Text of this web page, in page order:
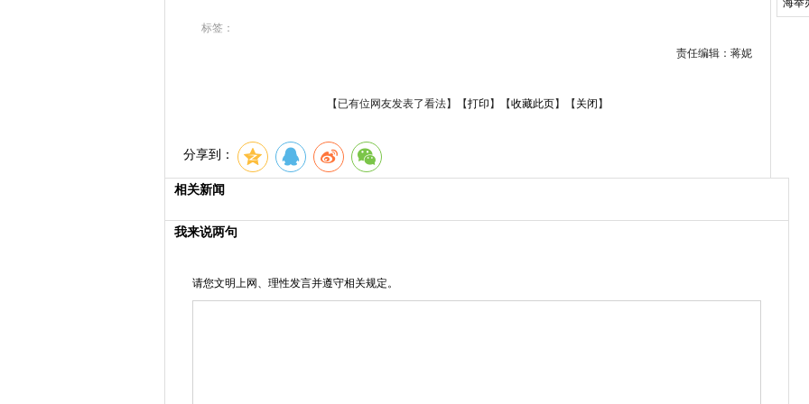
标签：
责任编辑：蒋妮
【已有位网友发表了看法】 【打印 】 【收藏此页】 【 关闭 】
分享到：
相关新闻
我来说两句
请您文明上网、理性发言并遵守相关规定。
海举